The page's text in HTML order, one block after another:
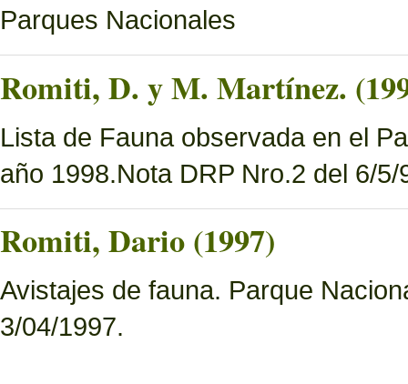
Parques Nacionales
Romiti, D. y M. Martínez.
Lista de Fauna observada en el
año 1998.Nota DRP Nro.2 del 6/5/
Romiti, Dario (1997)
Avistajes de fauna. Parque
3/04/1997.